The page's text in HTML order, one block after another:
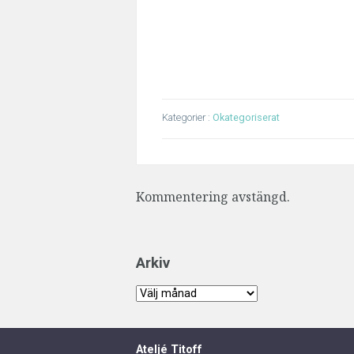
Kategorier : Okategoriserat
Kommentering avstängd.
Arkiv
Arkiv
Ateljé Titoff